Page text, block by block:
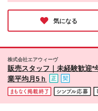
転勤や希
た。ブランド
心地の良さを
ンスもあるの
期的な目線で
気になる
株式会社エアウィーヴ
販売スタッフ｜未経験歓迎
業平均月5ｈ